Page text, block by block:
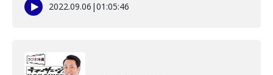
2022.09.06 |01:05:46